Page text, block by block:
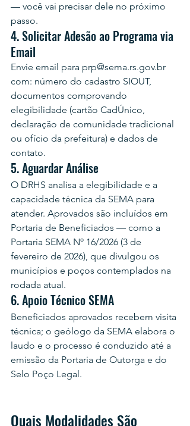
— você vai precisar dele no próximo
passo.
4. Solicitar Adesão ao Programa via
Email
Envie email para prp@sema.rs.gov.br
com: número do cadastro SIOUT,
documentos comprovando
elegibilidade (cartão CadÚnico,
declaração de comunidade tradicional
ou ofício da prefeitura) e dados de
contato.
5. Aguardar Análise
O DRHS analisa a elegibilidade e a
capacidade técnica da SEMA para
atender. Aprovados são incluídos em
Portaria de Beneficiados — como a
Portaria SEMA Nº 16/2026 (3 de
fevereiro de 2026), que divulgou os
municípios e poços contemplados na
rodada atual.
6. Apoio Técnico SEMA
Beneficiados aprovados recebem visita
técnica; o geólogo da SEMA elabora o
laudo e o processo é conduzido até a
emissão da Portaria de Outorga e do
Selo Poço Legal.
Quais Modalidades São